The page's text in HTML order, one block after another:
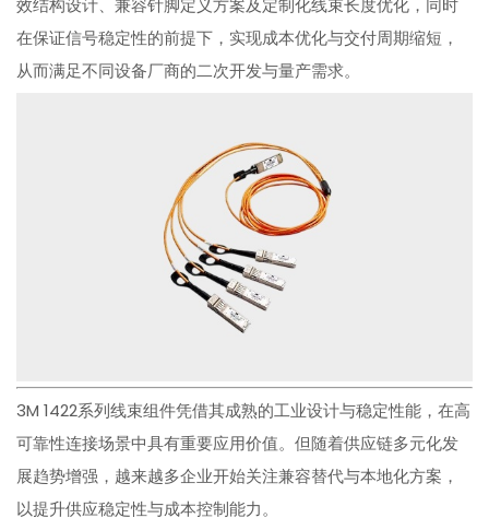
效结构设计、兼容针脚定义方案及定制化线束长度优化，同时
在保证信号稳定性的前提下，实现成本优化与交付周期缩短，
从而满足不同设备厂商的二次开发与量产需求。
3M 1422系列线束组件凭借其成熟的工业设计与稳定性能，在高
可靠性连接场景中具有重要应用价值。但随着供应链多元化发
展趋势增强，越来越多企业开始关注兼容替代与本地化方案，
以提升供应稳定性与成本控制能力。